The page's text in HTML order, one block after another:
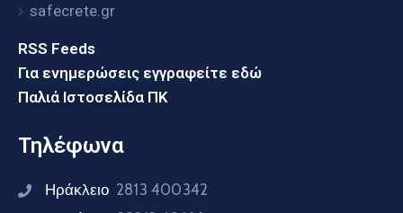
safecrete.gr
RSS Feeds
Για ενημερώσεις εγγραφείτε εδώ
Παλιά Ιστοσελίδα ΠΚ
Τηλέφωνα
Ηράκλειο 2813 400342